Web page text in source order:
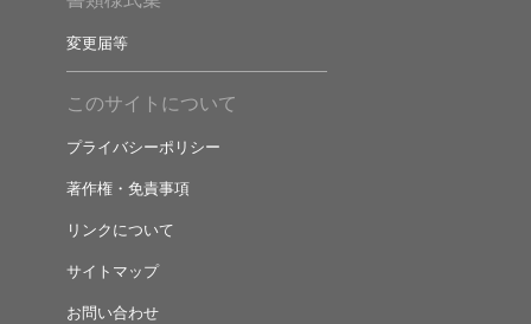
変更届等
このサイトについて
プライバシーポリシー
著作権・免責事項
リンクについて
サイトマップ
お問い合わせ